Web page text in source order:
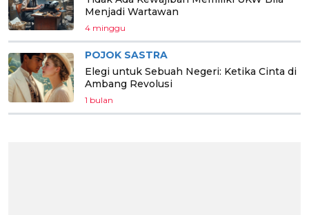
Menjadi Wartawan
4 minggu
POJOK SASTRA
Elegi untuk Sebuah Negeri: Ketika Cinta di
Ambang Revolusi
1 bulan